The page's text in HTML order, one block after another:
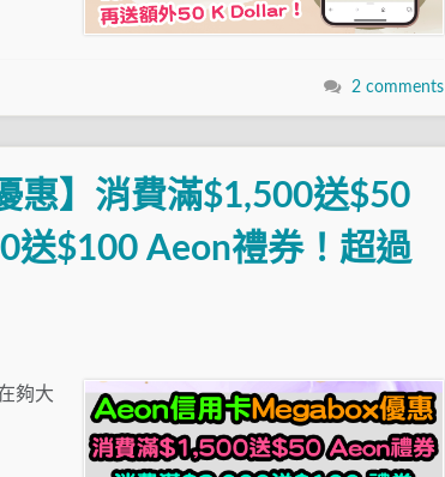
2 comments
惠】消費滿$1,500送$50
送$100 Aeon禮券！超過
夠大